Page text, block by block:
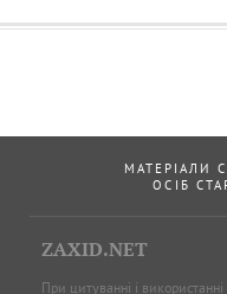
МАТЕРІАЛИ
ОСІБ
ZAXID.NET
При цитуванні і